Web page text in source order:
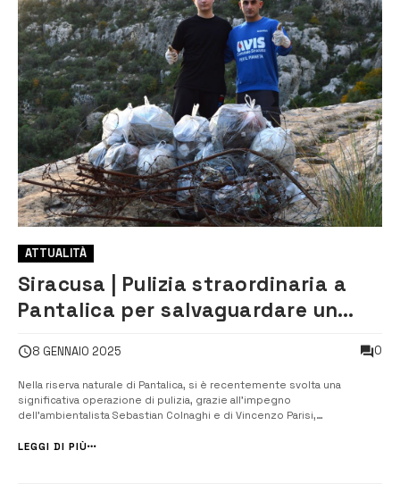
ATTUALITÀ
Siracusa | Pulizia straordinaria a
Pantalica per salvaguardare un
8 GENNAIO 2025 0
Nella riserva naturale di Pantalica, si è recentemente svolta una
significativa operazione di pulizia, grazie all’impegno
dell’ambientalista Sebastian Colnaghi e di Vincenzo Parisi,
alcune esplorazioni del sito, patrimonio dell’umanità dell’UNESCO e
LEGGI DI PIÙ